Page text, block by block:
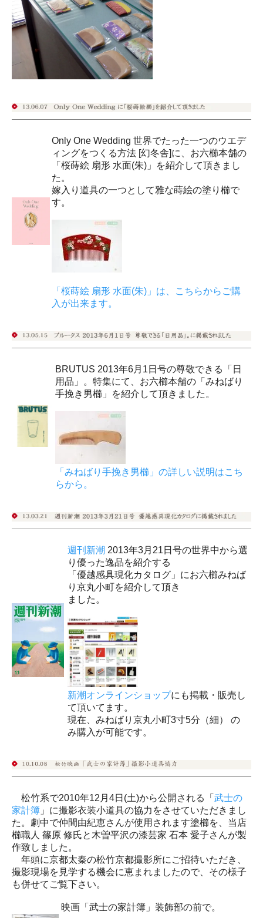
Only One Wedding 世界でたった一つのウエデ
ィングをつくる方法 [幻冬舎]に、お六櫛本舗の
「桜蒔絵 扇形 水面(朱)」を紹介して頂きまし
た。
嫁入り道具の一つとして雅な蒔絵の塗り櫛で
す。
「桜蒔絵 扇形 水面(朱)」は、こちらからご購
入が出来ます。
BRUTUS 2013年6月1日号の尊敬できる「日
用品」。特集にて、お六櫛本舗の「みねばり
手挽き男櫛」を紹介して頂きました。
「みねばり手挽き男櫛」の詳しい説明はこち
らから。
週刊新潮 2013年3月21日号の世界中から選
り優った逸品を紹介する
「優越感具現化カタログ」にお六櫛みねば
り京丸小町を紹介して頂き
ました。
新潮オンラインショップにも掲載・販売し
て頂いてます。
現在、みねばり京丸小町3寸5分（細） の
み購入が可能です。
松竹系で2010年12月4日(土)から公開される「 武士の
家計簿 」に撮影衣装小道具の協力をさせていただきまし
た。劇中で仲間由紀恵さんが使用されます塗櫛を、当店
櫛職人 篠原 修氏と木曽平沢の漆芸家 石本 愛子さんが製
作致しました。
年頭に京都太秦の松竹京都撮影所にご招待いただき、
撮影現場を見学する機会に恵まれましたので、その様子
も併せてご覧下さい。
映画「武士の家計簿」装飾部の前で。